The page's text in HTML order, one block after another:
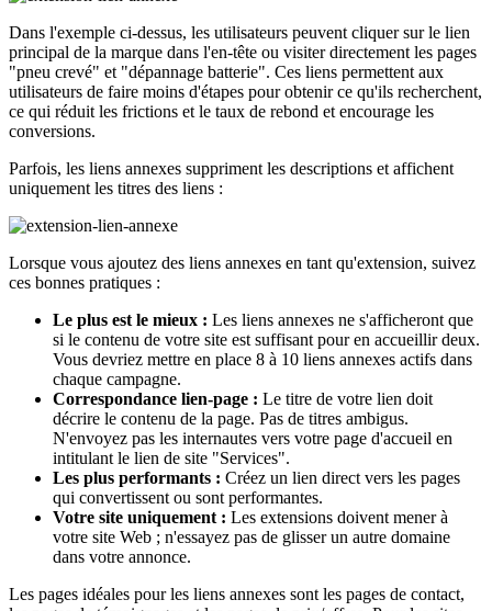
Dans l'exemple ci-dessus, les utilisateurs peuvent cliquer sur le lien
principal de la marque dans l'en-tête ou visiter directement les pages
"pneu crevé" et "dépannage batterie". Ces liens permettent aux
utilisateurs de faire moins d'étapes pour obtenir ce qu'ils recherchent,
ce qui réduit les frictions et le taux de rebond et encourage les
conversions.
Parfois, les liens annexes suppriment les descriptions et affichent
uniquement les titres des liens :
Lorsque vous ajoutez des liens annexes en tant qu'extension, suivez
ces bonnes pratiques :
Le plus est le mieux : Les liens annexes ne s'afficheront que
si le contenu de votre site est suffisant pour en accueillir deux.
Vous devriez mettre en place 8 à 10 liens annexes actifs dans
chaque campagne.
Correspondance lien-page : Le titre de votre lien doit
décrire le contenu de la page. Pas de titres ambigus.
N'envoyez pas les internautes vers votre page d'accueil en
intitulant le lien de site "Services".
Les plus performants : Créez un lien direct vers les pages
qui convertissent ou sont performantes.
Votre site uniquement : Les extensions doivent mener à
votre site Web ; n'essayez pas de glisser un autre domaine
dans votre annonce.
Les pages idéales pour les liens annexes sont les pages de contact,